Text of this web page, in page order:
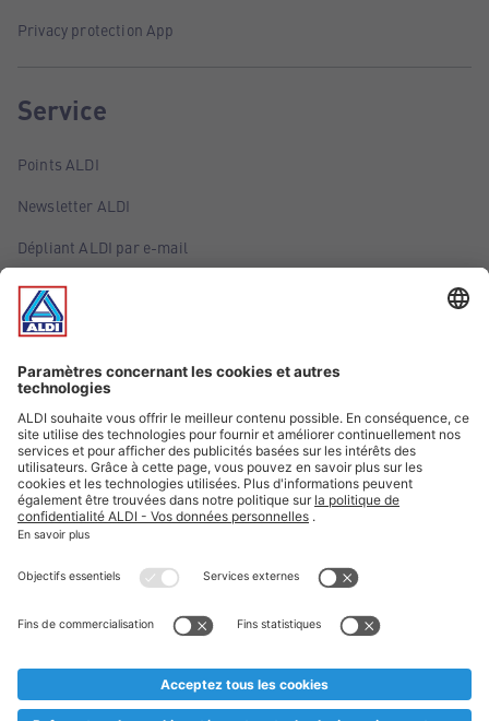
Privacy protection App
Service
Points ALDI
Newsletter ALDI
Dépliant ALDI par e-mail
Offres
Infos essentielles
Suivez ALDI Belgique
Textes marqués d'un astérisque et mentions légales
* Nous vendons ces articles temporairement et jusqu'à
au cas où, malgré le planning bien étudié, nous serions
prématurément en rupture de stock. Prix Recupel et TVA incl.
** Sur ce site, l’utilisation de la forme masculine a été adoptée